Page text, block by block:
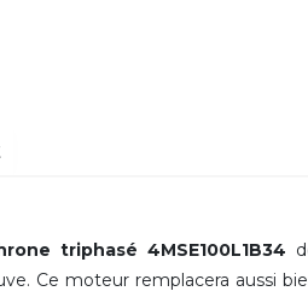
triphasé 4MSE100L1B34
Ce moteur remplacera aussi